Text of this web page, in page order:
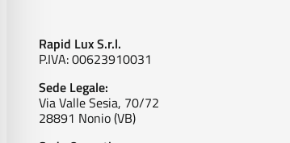
Rapid Lux S.r.l.
P.IVA: 00623910031
Sede Legale:
Via Valle Sesia, 70/72
28891 Nonio (VB)